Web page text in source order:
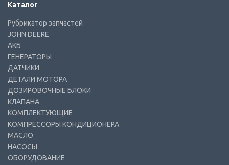
Каталог
Рубрикатор запчастей
JOHN DEERE
АКБ
ГЕНЕРАТОРЫ
ДАТЧИКИ
ДЕТАЛИ МОТОРА
ДОЗИРОВОЧНЫЕ БЛОКИ
КЛАПАНА
КОМПЛЕКТУЮЩИЕ
КОМПРЕССОРЫ КОНДИЦИОНЕРА
МАСЛО
НАСОСЫ
ОБОРУДОВАНИЕ